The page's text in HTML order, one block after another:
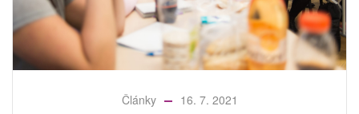
Články 16. 7. 2021